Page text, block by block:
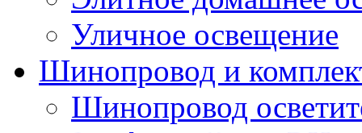
Уличное освещение
Шинопровод и
Шинопровод